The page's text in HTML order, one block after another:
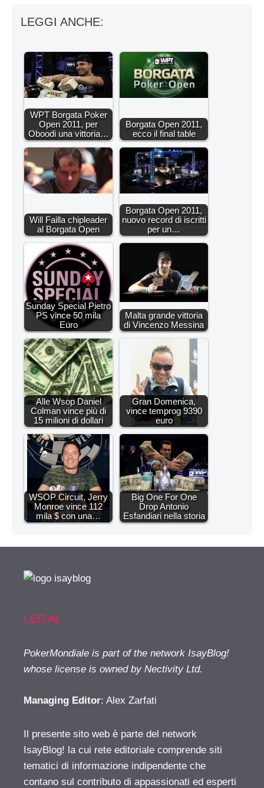
LEGGI ANCHE:
WPT Borgata Poker
Open 2011, per
Oboodi una vittoria…
Borgata Open 2011,
ecco il final table
Will Failla chipleader
al Borgata Open
Borgata Open 2011,
nuovo record di iscritti
per un…
Sunday Special Pietro
PS vince 50 mila
Euro
Malta grande vittoria
di Vincenzo Messina
Alle Wsop Daniel
Colman vince più di
15 milioni di dollari
Gran Domenica,
vince temprog 9390
euro
WSOP Circuit, Jerry
Monroe vince 112
mila $ con una…
Big One For One
Drop Antonio
Esfandiari nella storia
LEGAL
PokerMondiale is part of the network IsayBlog!
whose license is owned by Nectivity Ltd.
Managing Editor: Alex Zarfati
Il presente sito web è parte del network
IsayBlog! la cui rete editoriale comprende siti
tematici di informazione indipendente che
contano sul contributo di appassionati ed esperti